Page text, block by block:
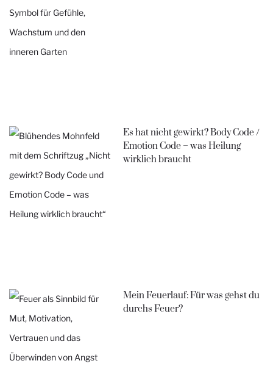
Es hat nicht gewirkt? Body Code /
Emotion Code – was Heilung
wirklich braucht
Mein Feuerlauf: Für was gehst du
durchs Feuer?